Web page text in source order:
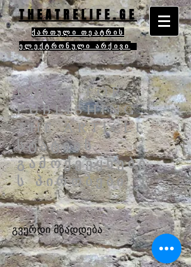
THEATRELIFE.GE
ქართული თეატრის
ელექტრონული არქივი
RULES FOR
PUBLISHING
THE ARTICLE
სტატიის
გამოქვეყნები
ს პირობები
გვერდი მზადდება